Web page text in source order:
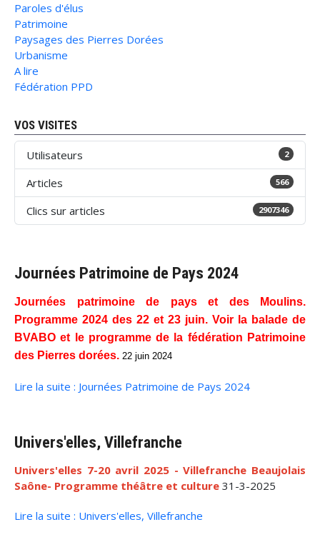
Paroles d'élus
Patrimoine
Paysages des Pierres Dorées
Urbanisme
A lire
Fédération PPD
VOS VISITES
Utilisateurs 2
Articles 566
Clics sur articles 2907346
Journées Patrimoine de Pays 2024
Journées patrimoine de pays et des Moulins.
Programme 2024 des 22 et 23 juin. Voir la balade de
BVABO et le programme de la fédération Patrimoine
des Pierres dorées. 22 juin 2024
Lire la suite : Journées Patrimoine de Pays 2024
Univers'elles, Villefranche
Univers'elles 7-20 avril 2025 - Villefranche Beaujolais
Saône- Programme théâtre et culture 31-3-2025
Lire la suite : Univers'elles, Villefranche